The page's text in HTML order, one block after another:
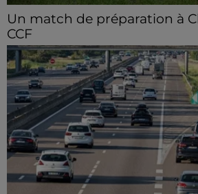
Un match de préparation à
CCF
Le C'Chartres Football reçoit,
Nationaux de l’US Orléans.